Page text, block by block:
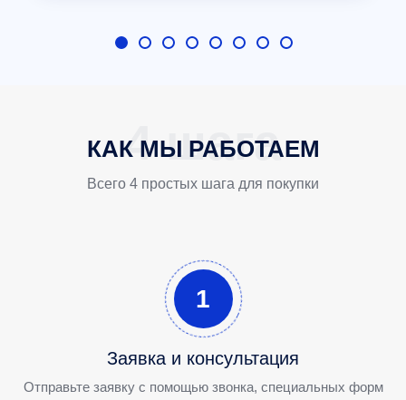
КАК МЫ РАБОТАЕМ
Всего 4 простых шага для покупки
1
Заявка и консультация
Отправьте заявку с помощью звонка, специальных форм